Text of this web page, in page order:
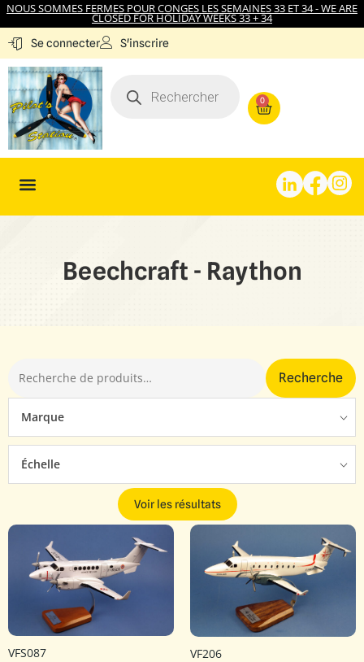
NOUS SOMMES FERMES POUR CONGES LES SEMAINES 33 ET 34 - WE ARE
CLOSED FOR HOLIDAY WEEKS 33 + 34
Se connecter S'inscrire
0
Beechcraft - Raython
Recherche
Marque
Échelle
Voir les résultats
VFS087 VF206